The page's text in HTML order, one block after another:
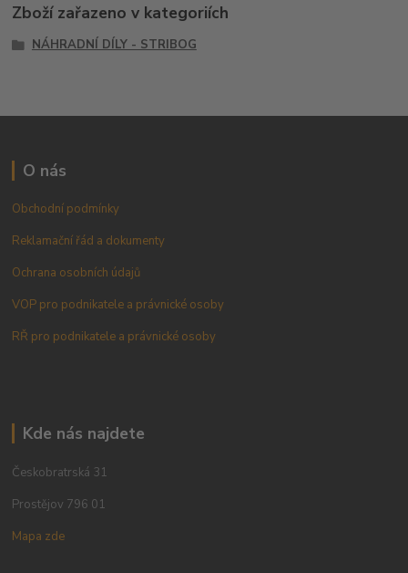
Zboží zařazeno v kategoriích
NÁHRADNÍ DÍLY - STRIBOG
O nás
Obchodní podmínky
Reklamační řád a dokumenty
Ochrana osobních údajů
VOP pro podnikatele a právnické osoby
RŘ pro podnikatele a právnické osoby
Kde nás najdete
Českobratrská 31
Prostějov 796 01
Mapa zde